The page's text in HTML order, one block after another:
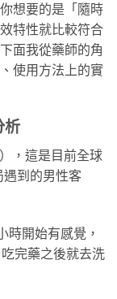
想要的是「隨時
特性就比較符合
面我從藥師的角
使用方法上的實
析
，這是目前全球
遇到的男性客
時開始有感覺，
完藥之後就去洗